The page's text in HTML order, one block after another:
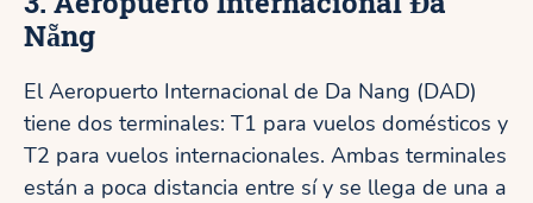
Nẵng
El Aeropuerto Internacional de Da Nang (DAD)
tiene dos terminales: T1 para vuelos domésticos y
T2 para vuelos internacionales. Ambas terminales
están a poca distancia entre sí y se llega de una a